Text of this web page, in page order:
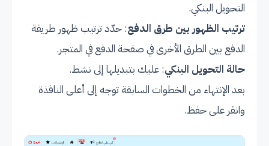
التحويل البنكي.
ترتيب الظهور بين طرق الدفع: حدّد ترتيب ظهور طريقة
الدفع بين الطرق الأخرى في صفحة الدفع في المتجر.
حالة التحويل البنكي: عليك بتبديلها إلى نشط.
بعد الإنتهاء من الخطوات السابقة توجه إلى أعلى النافذة
وانقر على حفظ.